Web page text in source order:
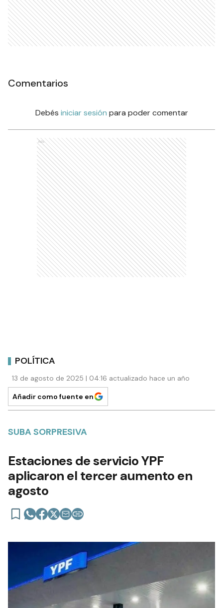
Comentarios
Debés iniciar sesión para poder comentar
Ads
POLÍTICA
13 de agosto de 2025 | 04:16 actualizado hace un año
Añadir como fuente en
SUBA SORPRESIVA
Estaciones de servicio YPF
aplicaron el tercer aumento en
agosto